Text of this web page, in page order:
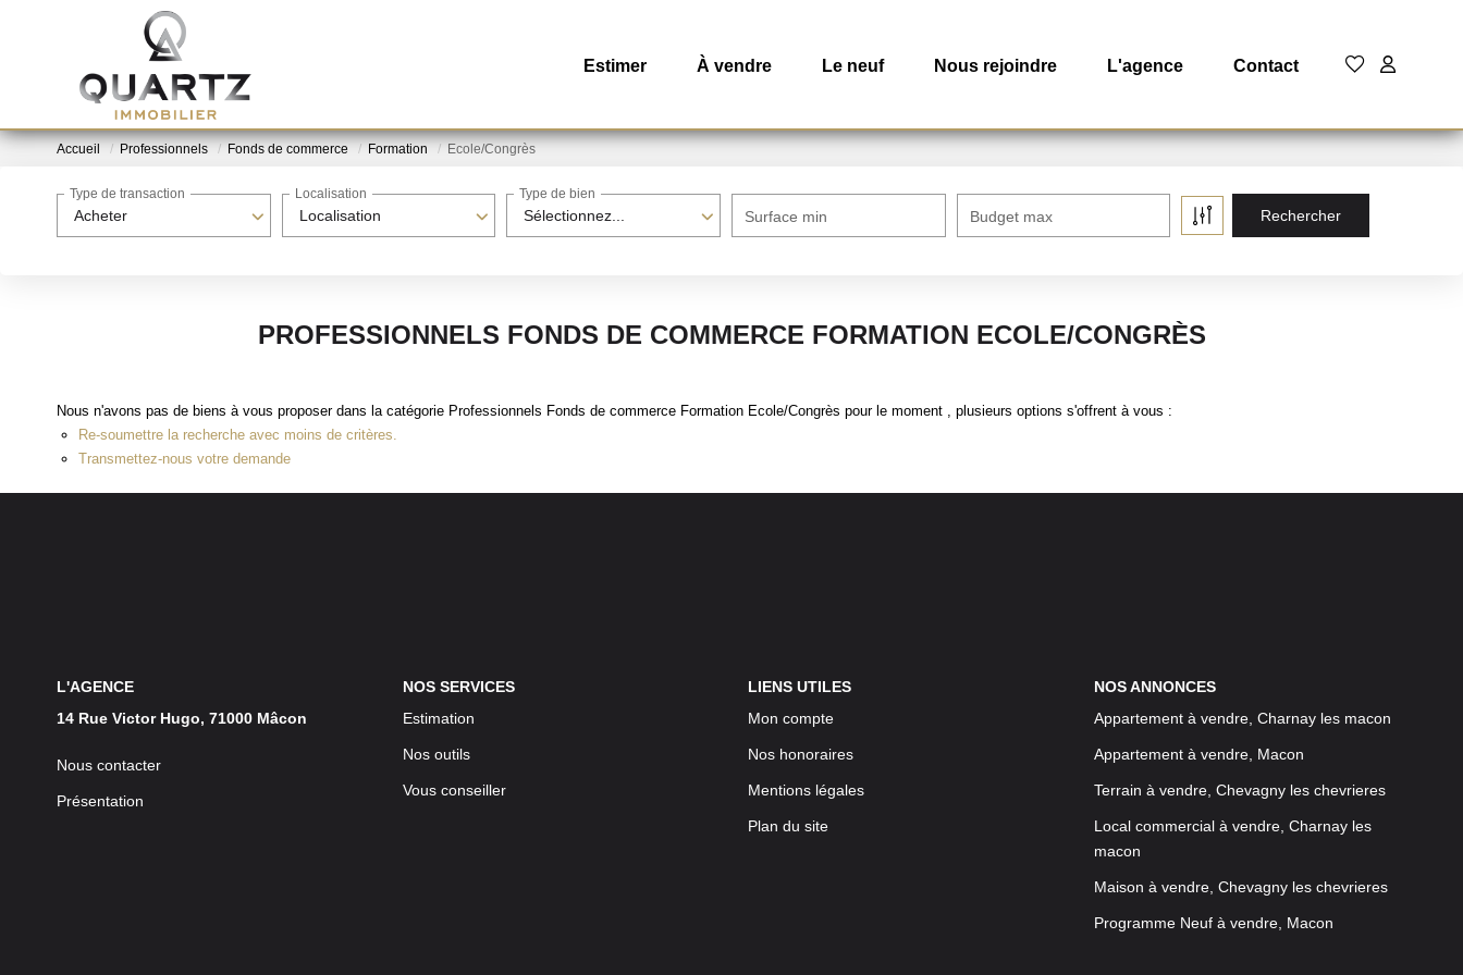
Estimer À vendre Le neuf Nous rejoindre L'agence Contact
Accueil Professionnels Fonds de commerce Formation Ecole/Congrès
Acheter
Type de transaction
Localisation
Localisation
Sélectionnez...
Type de bien
Surface min Budget max
PROFESSIONNELS FONDS DE COMMERCE FORMATION ECOLE/CONGRÈS
Nous n'avons pas de biens à vous proposer dans la catégorie Professionnels Fonds de commerce Formation Ecole/Congrès pour le moment , plusieurs options s'offrent à vous :
Re-soumettre la recherche avec moins de critères.
Transmettez-nous votre demande
L'AGENCE
14 Rue Victor Hugo, 71000 Mâcon
Nous contacter
Présentation
NOS SERVICES
Estimation
Nos outils
Vous conseiller
LIENS UTILES
Mon compte
Nos honoraires
Mentions légales
Plan du site
NOS ANNONCES
Appartement à vendre, Charnay les macon
Appartement à vendre, Macon
Terrain à vendre, Chevagny les chevrieres
Local commercial à vendre, Charnay les
macon
Maison à vendre, Chevagny les chevrieres
Programme Neuf à vendre, Macon